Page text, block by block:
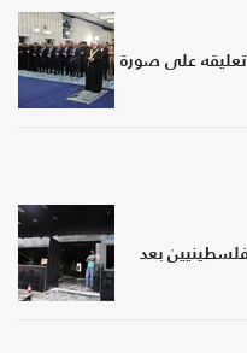
على صورة
بعد